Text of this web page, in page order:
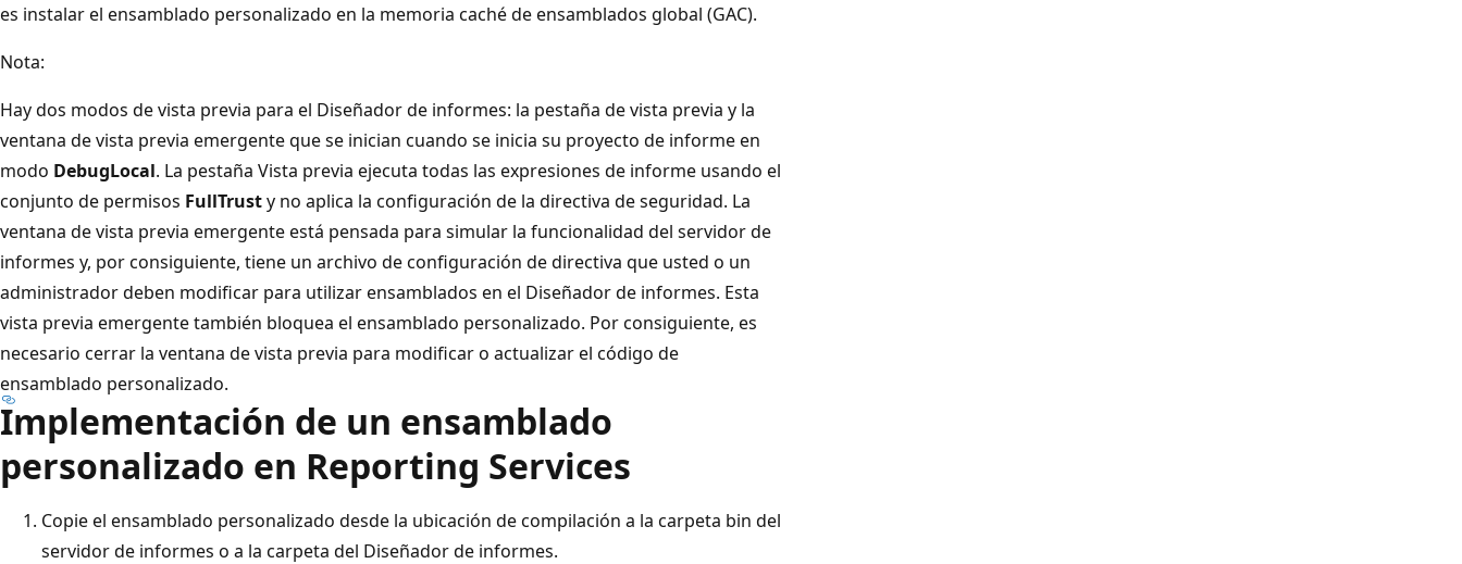
es instalar el ensamblado personalizado en la memoria caché de ensamblados global (GAC).
Nota:
Hay dos modos de vista previa para el Diseñador de informes: la pestaña de vista previa y la
ventana de vista previa emergente que se inician cuando se inicia su proyecto de informe en
modo DebugLocal. La pestaña Vista previa ejecuta todas las expresiones de informe usando el
conjunto de permisos FullTrusty no aplica la configuración de la directiva de seguridad. La
ventana de vista previa emergente está pensada para simular la funcionalidad del servidor de
informes y, por consiguiente, tiene un archivo de configuración de directiva que usted o un
administrador deben modificar para utilizar ensamblados en el Diseñador de informes. Esta
vista previa emergente también bloquea el ensamblado personalizado. Por consiguiente, es
necesario cerrar la ventana de vista previa para modificar o actualizar el código de
ensamblado personalizado.
Implementación de un ensamblado
personalizado en Reporting Services
Copie el ensamblado personalizado desde la ubicación de compilación a la carpeta bin del
servidor de informes o a la carpeta del Diseñador de informes.